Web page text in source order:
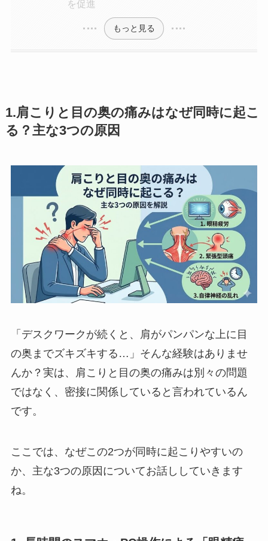
を促進
もっと見る
1.肩こりと目の奥の痛みはなぜ同時に起こ
る？主な3つの原因
「デスクワークが続くと、肩がパンパンな上に目
の奥までズキズキする…」そんな経験はありませ
んか？実は、肩こりと目の奥の痛みは別々の問題
ではなく、密接に関係していると言われているん
です。
ここでは、なぜこの2つが同時に起こりやすいの
か、主な3つの原因についてお話ししていきます
ね。